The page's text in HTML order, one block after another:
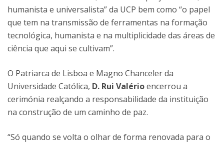
humanista e universalista” da UCP bem como “o papel
que tem na transmissão de ferramentas na formação
tecnológica, humanista e na multiplicidade das áreas de
ciência que aqui se cultivam”.
O Patriarca de Lisboa e Magno Chanceler da
Universidade Católica, D. Rui Valérioencerrou a
cerimónia realçando a responsabilidade da instituição
na construção de um caminho de paz.
“Só quando se volta o olhar de forma renovada para o